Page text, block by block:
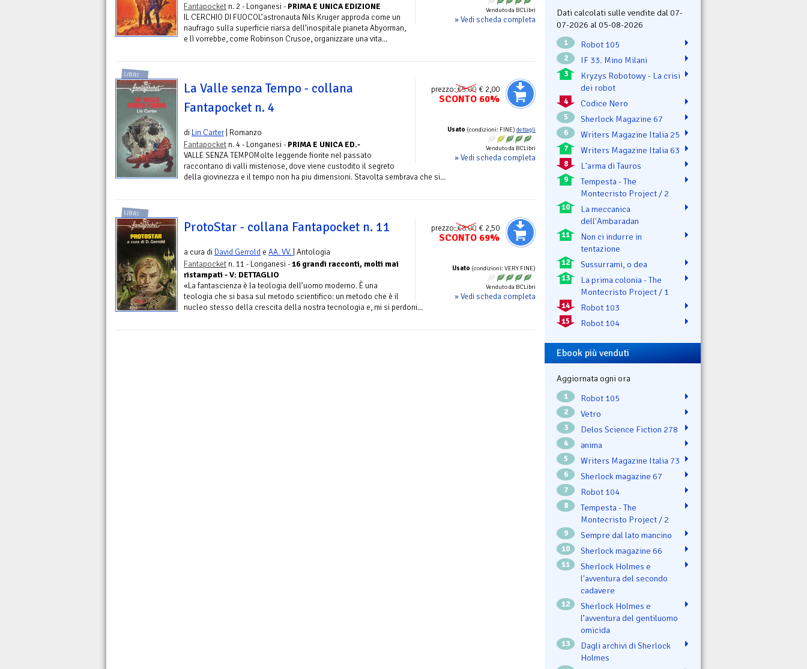
Venduto da BCLibri
» Vedi scheda completa
Fantapocket n. 2 - Longanesi - PRIMA E UNICA EDIZIONE
IL CERCHIO DI FUOCOL’astronauta Nils Kruger approda come un
naufrago sulla superficie riarsa dell’inospitale pianeta Abyorman,
e lì vorrebbe, come Robinson Crusoe, organizzare una vita...
prezzo:€5.00 € 2,00
SCONTO 60%
Usato (condizioni: FINE) dettagli
Venduto da BCLibri
» Vedi scheda completa
LIBRI
La Valle senza Tempo - collana
Fantapocket n. 4
di Lin Carter| Romanzo
Fantapocket n. 4 - Longanesi - PRIMA E UNICA ED.-
VALLE SENZA TEMPOMolte leggende fiorite nel passato
raccontano di valli misteriose, dove viene custodito il segreto
della giovinezza e il tempo non ha piu dimensioni. Stavolta sembrava che si...
prezzo:€8.00 € 2,50
SCONTO 69%
Usato (condizioni: VERY FINE)
Venduto da BCLibri
» Vedi scheda completa
LIBRI
ProtoStar - collana Fantapocket n. 11
a cura di David Gerrold e AA. VV. | Antologia
Fantapocket n. 11 - Longanesi -16 grandi racconti, molti mai
ristampati - V: DETTAGLIO
«La fantascienza è la teologia dell’uomo moderno. È una
teologia che si basa sul metodo scientifico: un metodo che è il
nucleo stesso della crescita della nostra tecnologia e, mi si perdoni...
Dati calcolati sulle vendite dal 07-
07-2026 al 05-08-2026
1 Robot 105
2 IF 33. Mino Milani
3
Kryzys Robotowy - La crisi
dei robot
4 Codice Nero
5 Sherlock Magazine 67
6 Writers Magazine Italia 25
7 Writers Magazine Italia 63
8 L'arma di Tauros
9
Tempesta - The
Montecristo Project / 2
10
La meccanica
dell'Ambaradan
11
Non ci indurre in
tentazione
12 Sussurrami, o dea
13
La prima colonia - The
Montecristo Project / 1
14 Robot 103
15 Robot 104
Ebook più venduti
Aggiornata ogni ora
1 Robot 105
2 Vetro
3 Delos Science Fiction 278
4 ənima
5 Writers Magazine Italia 73
6 Sherlock magazine 67
7 Robot 104
8
Tempesta - The
Montecristo Project / 2
9 Sempre dal lato mancino
10 Sherlock magazine 66
11
Sherlock Holmes e
l'avventura del secondo
cadavere
12
Sherlock Holmes e
l’avventura del gentiluomo
omicida
13
Dagli archivi di Sherlock
Holmes